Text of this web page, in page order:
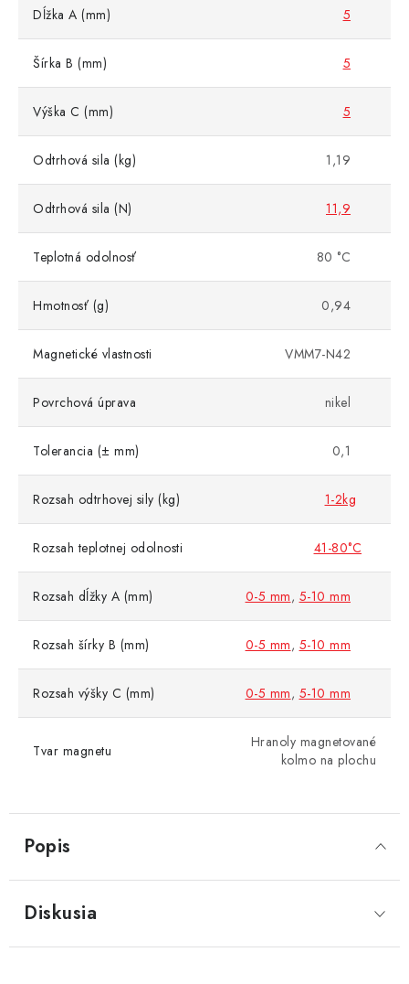
Popis
Dĺžka A (mm) 5
Šírka B (mm) 5
Výška C (mm) 5
Odtrhová sila (kg) 1,19
Odtrhová sila (N) 11,9
Teplotná odolnosť 80 °C
Hmotnosť (g) 0,94
Magnetické vlastnosti VMM7-N42
Povrchová úprava nikel
Tolerancia (± mm) 0,1
Rozsah odtrhovej sily (kg) 1-2kg
Rozsah teplotnej odolnosti 41-80°C
Rozsah dĺžky A (mm) 0-5 mm, 5-10 mm
Rozsah šírky B (mm) 0-5 mm, 5-10 mm
Rozsah výšky C (mm) 0-5 mm, 5-10 mm
Tvar magnetu
Hranoly magnetované
kolmo na plochu
Diskusia